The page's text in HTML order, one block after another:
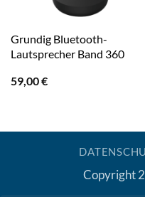
Grundig Bluetooth-
Lautsprecher Band 360
59,00€
Copyright